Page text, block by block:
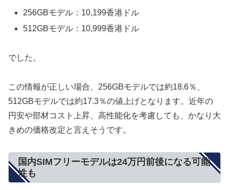
256GBモデル：10,199香港ドル
512GBモデル：10,999香港ドル
でした。
この情報が正しい場合、256GBモデルでは約18.6％、
512GBモデルでは約17.3％の値上げとなります。近年の
円安や部材コスト上昇、高性能化を考慮しても、かなり大
きめの価格改定と言えそうです。
国内SIMフリーモデルは24万円前後になる可能
性も